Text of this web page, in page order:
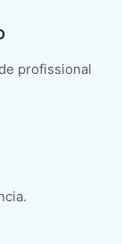
profissional